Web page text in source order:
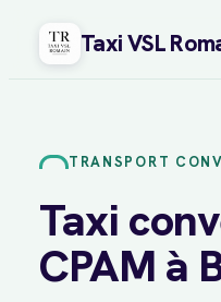
Taxi VSL
TRANSPORT
Taxi
CPAM à